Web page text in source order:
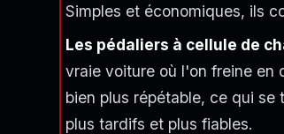
Simples et économiques, ils
Les pédaliers à cellule de
vraie voiture où l'on freine en
bien plus répétable, ce qui
plus tardifs et plus fiables.